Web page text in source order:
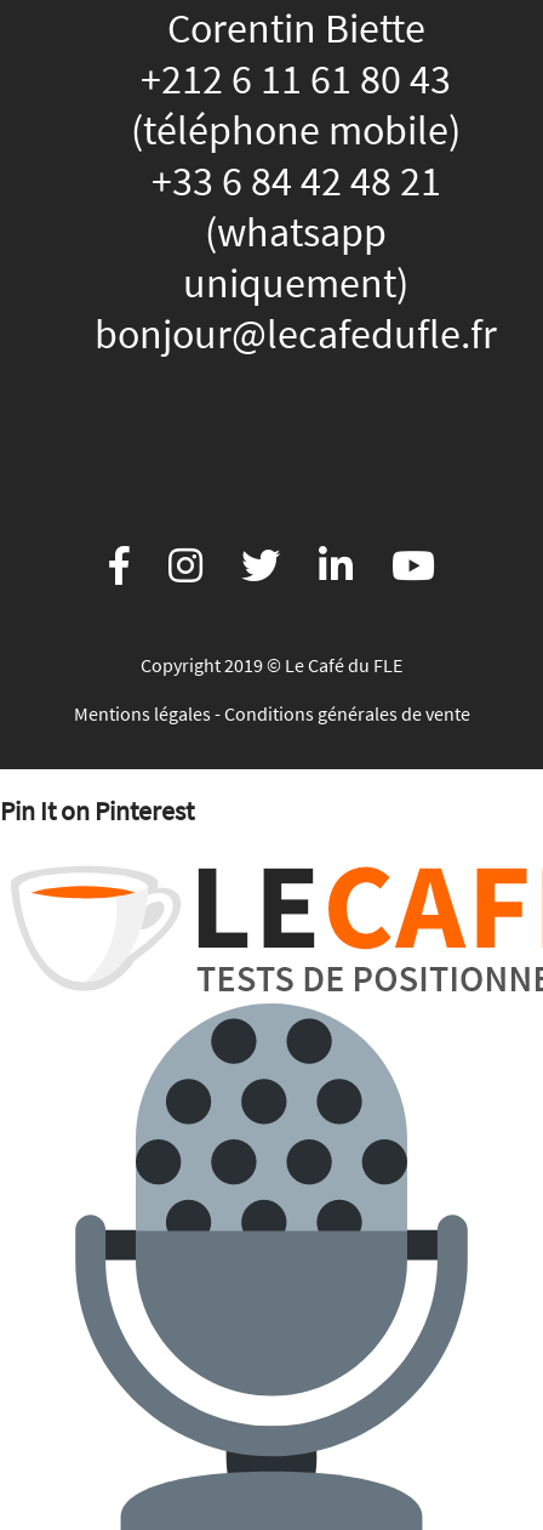
Corentin Biette
+212 6 11 61 80 43
(téléphone mobile)
+33 6 84 42 48 21
(whatsapp
uniquement)
bonjour@lecafedufle.fr
Copyright 2019 © Le Café du FLE
Mentions légales-Conditions générales de vente
Pin It on Pinterest